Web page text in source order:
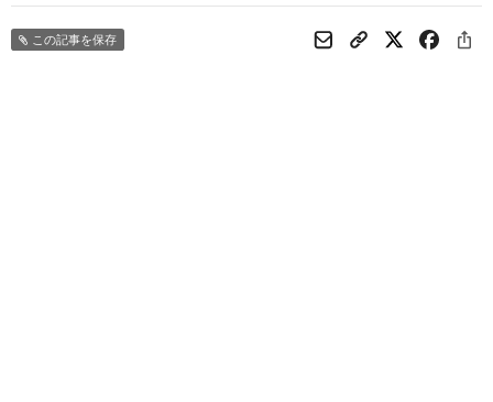
この記事を保存